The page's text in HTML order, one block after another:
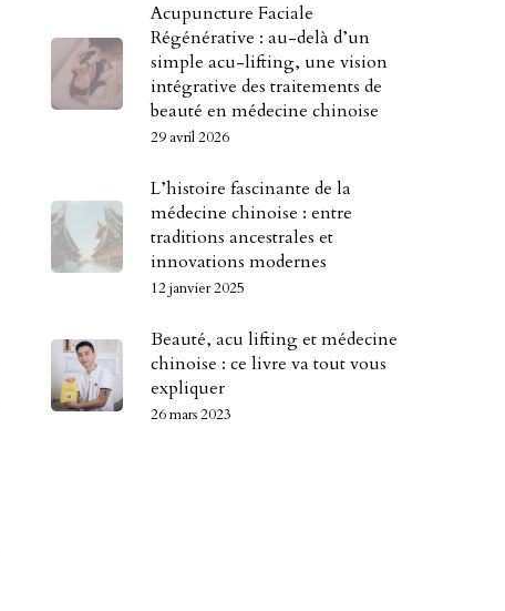
Acupuncture Faciale
Régénérative : au-delà d’un
simple acu-lifting, une vision
intégrative des traitements de
beauté en médecine chinoise
29 avril 2026
L’histoire fascinante de la
médecine chinoise : entre
traditions ancestrales et
innovations modernes
12 janvier 2025
Beauté, acu lifting et médecine
chinoise : ce livre va tout vous
expliquer
26 mars 2023